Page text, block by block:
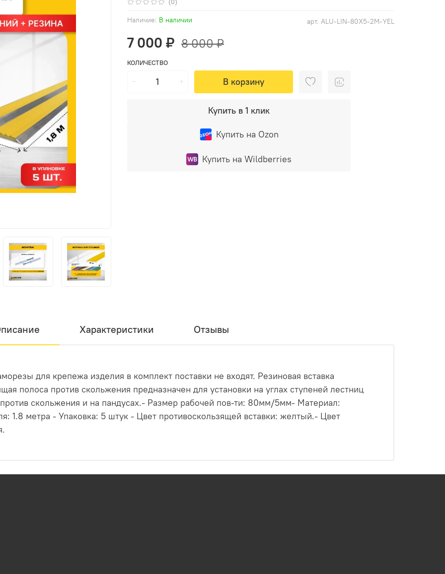
арт. ALU-LIN-80X5-2М-YEL
Наличие: В наличии
7 000 ₽ 8 000 ₽
КОЛИЧЕСТВО
В корзину
Купить в 1 клик
Купить на Ozon
Купить на Wildberries
Характеристики Отзывы
для крепежа изделия в комплект поставки не входят. Резиновая вставка
полоса против скольжения предназначен для установки на углах ступеней лестниц
скольжения и на пандусах.- Размер рабочей пов-ти: 80мм/5мм- Материал:
1.8 метра - Упаковка: 5 штук - Цвет противоскользящей вставки: желтый.- Цвет